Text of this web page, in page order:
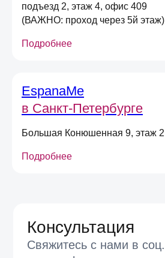
подъезд 2, этаж 4, офис 409
(ВАЖНО: проход через 5й этаж)
Подробнее
EspanaMe
в Санкт-Петербурге
Большая Конюшенная 9, этаж 2
Подробнее
долями или сертификатом
Даю согласие на получение
Я согласен на обработку
данных в соответствии
сУсловиями договора оферты
Отправить